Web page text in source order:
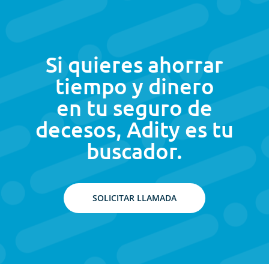
Si quieres ahorrar
tiempo y dinero
en tu seguro de
decesos, Adity es tu
buscador.
SOLICITAR LLAMADA